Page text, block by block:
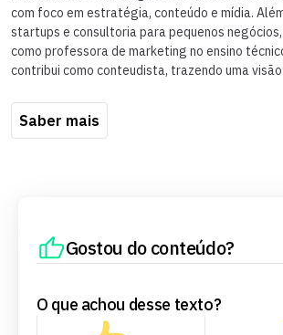
com foco em estratégia, conteúdo e mídia.
startups e consultoria para pequenos
como professora de marketing no ensino
contribui como conteudista, trazendo uma
Saber mais
Gostou do conteúdo?
O que achou desse texto?